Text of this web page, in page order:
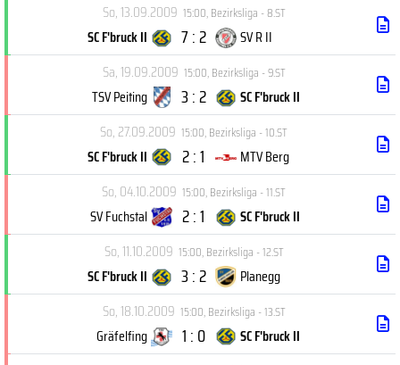
So, 13.09.2009 15:00,Bezirksliga - 8.ST
SC F'bruck II 7 : 2
SV R II
Sa, 19.09.2009 15:00,Bezirksliga - 9.ST
TSV Peiting 3 : 2
SC F'bruck II
So, 27.09.2009 15:00,Bezirksliga - 10.ST
SC F'bruck II 2 : 1
MTV Berg
So, 04.10.2009 15:00,Bezirksliga - 11.ST
SV Fuchstal 2 : 1
SC F'bruck II
So, 11.10.2009 15:00,Bezirksliga - 12.ST
SC F'bruck II 3 : 2
Planegg
So, 18.10.2009 15:00,Bezirksliga - 13.ST
Gräfelfing 1 : 0
SC F'bruck II